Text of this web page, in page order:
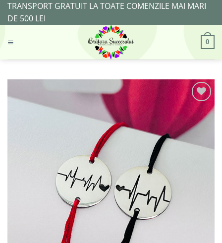
SkipTRANSPORT GRATUIT LA TOATE COMENZILE MAI MARI
DE 500 LEI
0
Adaugă
la
Favorite